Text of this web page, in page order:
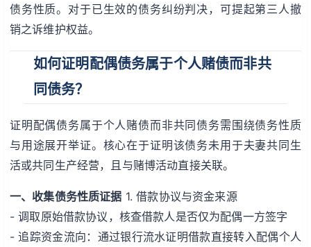
债务性质。对于已生效的债务纠纷判决，可提起第三人撤
销之诉维护权益。
如何证明配偶债务属于个人赌债而非共
同债务？
证明配偶债务属于个人赌债而非共同债务需围绕债务性质
与用途展开举证。核心在于证明该债务未用于夫妻共同生
活或共同生产经营，且与赌博活动直接关联。
一、收集债务性质证据 1. 借款协议与资金来源
- 调取原始借款协议，核查借款人是否仅为配偶一方签字
- 追踪资金流向：通过银行流水证明借款直接转入配偶个人